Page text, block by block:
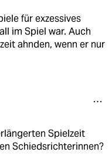
für exzessives
im Spiel war. Auch
ahnden, wenn er nur
Spielzeit
Schiedsrichterinnen?